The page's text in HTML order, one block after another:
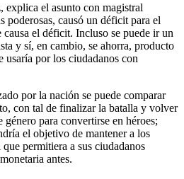
explica el asunto con magistral
poderosas, causó un déficit para el
el déficit. Incluso se puede ir un
y sí, en cambio, se ahorra, producto
usaría por los ciudadanos con
por la nación se puede comparar
con tal de finalizar la batalla y volver
para convertirse en héroes;
el objetivo de mantener a los
permitiera a sus ciudadanos
antes.